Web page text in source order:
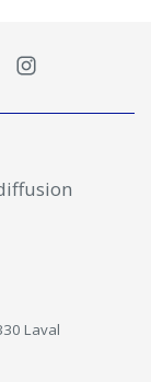
Laval